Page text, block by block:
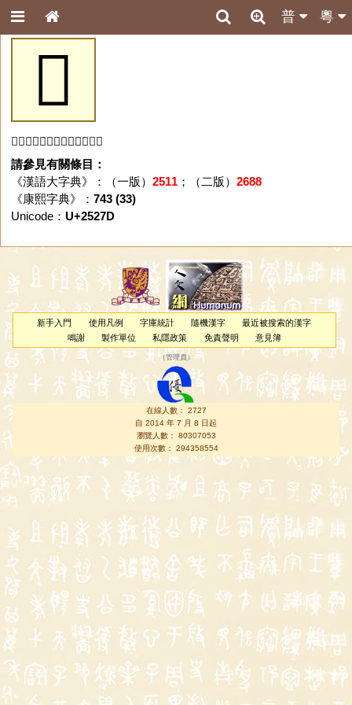
粵
普
𥉽
「𥉽」字未收錄於本資料庫。
請參見有關條目：
《漢語大字典》：（一版） 2511；（二版） 2688
《康熙字典》： 743 (33)
Unicode： U+2527D
新手入門 使用凡例 字庫統計 隨機漢字
最近被搜索的漢字
鳴謝
製作單位 私隱政策 免責聲明 意見簿
（管理員 ）
在線人數： 2727
自 2014 年 7 月 8 日起
瀏覽人數： 80307053
使用次數： 294358554